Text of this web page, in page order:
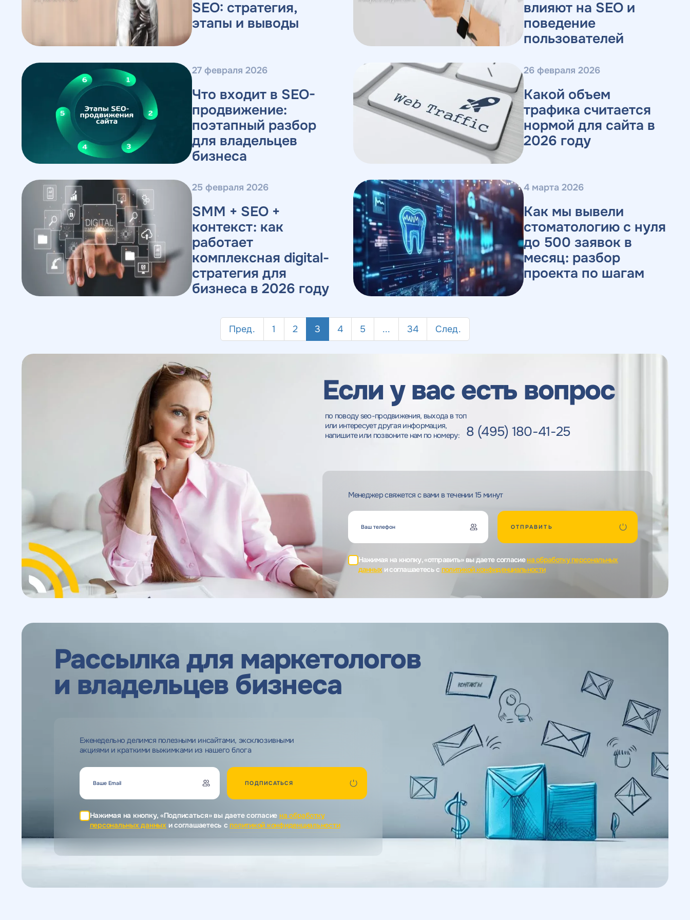
SEO: стратегия,
этапы и выводы
влияют на SEO и
поведение
пользователей
27 февраля 2026
Что входит в SEO-
продвижение:
поэтапный разбор
для владельцев
бизнеса
26 февраля 2026
Какой объем
трафика считается
нормой для сайта в
2026 году
25 февраля 2026
SMM + SEO +
контекст: как
работает
комплексная digital-
стратегия для
бизнеса в 2026 году
4 марта 2026
Как мы вывели
стоматологию с нуля
до 500 заявок в
месяц: разбор
проекта по шагам
Пред. 1 2 3 4 5 ... 34 След.
Если у вас есть вопрос
по поводу seo-продвижения, выхода в топ
или интересует другая информация,
напишите или позвоните нам по номеру:
8 (495) 180-41-25
Менеджер свяжется с вами в течении 15 минут
ОТПРАВИТЬ
Нажимая на кнопку, «отправить» вы даете согласиена обработку персональных
данныхи соглашаетесь c политикой конфиденциальности
Рассылка для маркетологов
и владельцев бизнеса
Еженедельно делимся полезными инсайтами, эксклюзивными
акциями и краткими выжимками из нашего блога
ПОДПИСАТЬСЯ
Нажимая на кнопку, «Подписаться» вы даете согласие на обработку
персональных данныхи соглашаетесь cполитикой конфиденциальности